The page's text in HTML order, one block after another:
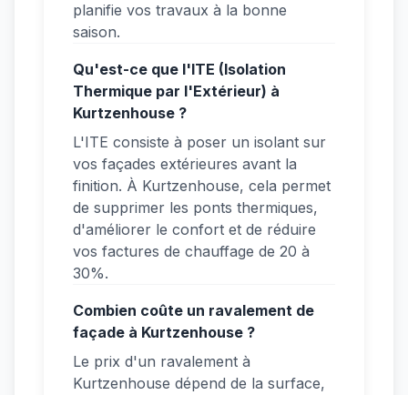
planifie vos travaux à la bonne
saison.
Qu'est-ce que l'ITE (Isolation
Thermique par l'Extérieur) à
Kurtzenhouse ?
L'ITE consiste à poser un isolant sur
vos façades extérieures avant la
finition. À Kurtzenhouse, cela permet
de supprimer les ponts thermiques,
d'améliorer le confort et de réduire
vos factures de chauffage de 20 à
30%.
Combien coûte un ravalement de
façade à Kurtzenhouse ?
Le prix d'un ravalement à
Kurtzenhouse dépend de la surface,